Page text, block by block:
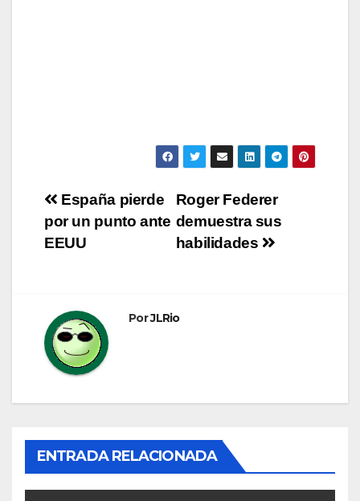
Navegación
de
Roger Federer
demuestra sus
habilidades
España pierde
por un punto ante
EEUU
PorJLRio
ENTRADA RELACIONADA